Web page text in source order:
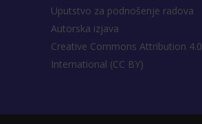
Uputstvo za podnošenje radova
Autorska izjava
Creative Commons Attribution 4.0
International (CC BY)